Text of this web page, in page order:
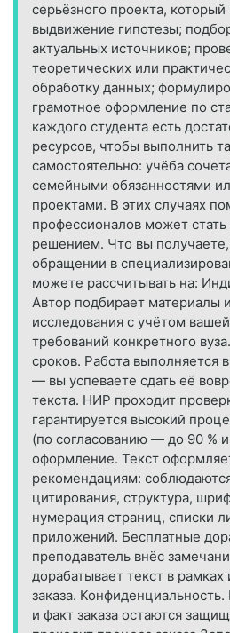
серьёзного проекта, который
выдвижение гипотезы;
актуальных источников;
теоретических или
обработку данных;
грамотное оформление по
каждого студента есть
ресурсов, чтобы выполнить
самостоятельно: учёба
семейными обязанностями
проектами. В этих случаях
профессионалов может
решением. Что вы
обращении в
можете рассчитывать на:
Автор подбирает материалы
исследования с учётом
требований конкретного
сроков. Работа выполняется
— вы успеваете сдать её
текста. НИР проходит
гарантируется высокий
(по согласованию — до 90 %
оформление. Текст
рекомендациям:
цитирования, структура,
нумерация страниц, списки
приложений. Бесплатные
преподаватель внёс
дорабатывает текст в
заказа.
и факт заказа остаются